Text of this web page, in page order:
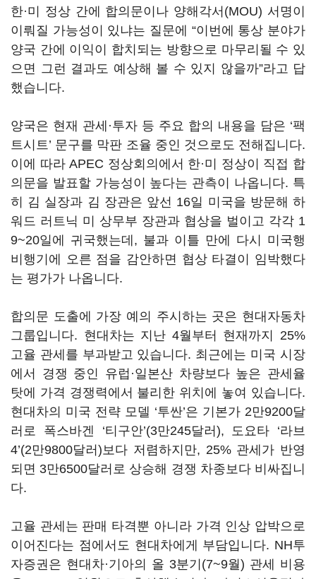
한·미 정상 간에 합의문이나 양해각서(MOU) 서명이
이뤄질 가능성이 있냐는 질문에 “이번에 통상 분야가
양국 간에 이익이 합치되는 방향으로 마무리될 수 있
으면 그런 결과도 예상해 볼 수 있지 않을까”라고 답
했습니다.
양국은 현재 관세·투자 등 주요 합의 내용을 담은 ‘팩
트시트’ 문구를 막판 조율 중인 것으로도 전해집니다.
이에 따라 APEC 정상회의에서 한·미 정상이 직접 합
의문을 발표할 가능성이 높다는 관측이 나옵니다. 특
히 김 실장과 김 장관은 앞선 16일 미국을 방문해 하
워드 러트닉 미 상무부 장관과 협상을 벌이고 각각 1
9~20일에 귀국했는데, 불과 이틀 만에 다시 미국행
비행기에 오른 점을 감안하면 협상 타결이 임박했다
는 평가가 나옵니다.
합의문 도출에 가장 예의 주시하는 곳은 현대자동차
그룹입니다. 현대차는 지난 4월부터 현재까지 25%
고율 관세를 부과받고 있습니다. 최근에는 미국 시장
에서 경쟁 중인 유럽·일본산 차량보다 높은 관세율
탓에 가격 경쟁력에서 불리한 위치에 놓여 있습니다.
현대차의 미국 전략 모델 ‘투싼’은 기본가 2만9200달
러로 폭스바겐 ‘티구안’(3만245달러), 도요타 ‘라브
4’(2만9800달러)보다 저렴하지만, 25% 관세가 반영
되면 3만6500달러로 상승해 경쟁 차종보다 비싸집니
다.
고율 관세는 판매 타격뿐 아니라 가격 인상 압박으로
이어진다는 점에서도 현대차에게 부담입니다. NH투
자증권은 현대차·기아의 올 3분기(7~9월) 관세 비용